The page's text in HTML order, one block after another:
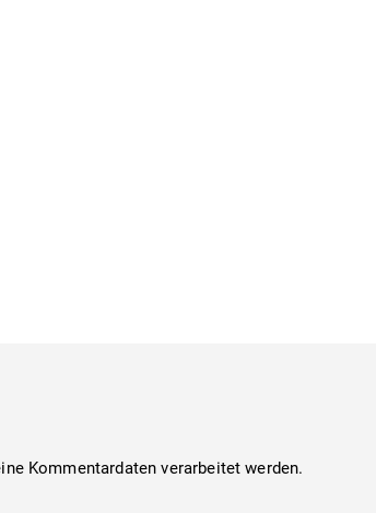
Kommentardaten verarbeitet werden.